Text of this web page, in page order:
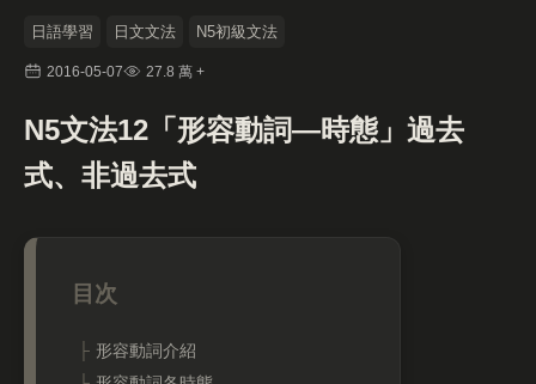
日語學習 日文文法 N5初級文法
2016-05-07 27.8 萬 +
N5文法12「形容動詞—時態」過去
式、非過去式
形容動詞介紹